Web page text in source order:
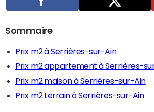
Sommaire
Prix m2 à Serrières-sur-Ain
Prix m2 appartement à Serrières-
Prix m2 maison à Serrières-sur-Ain
Prix m2 terrain à Serrières-sur-Ain